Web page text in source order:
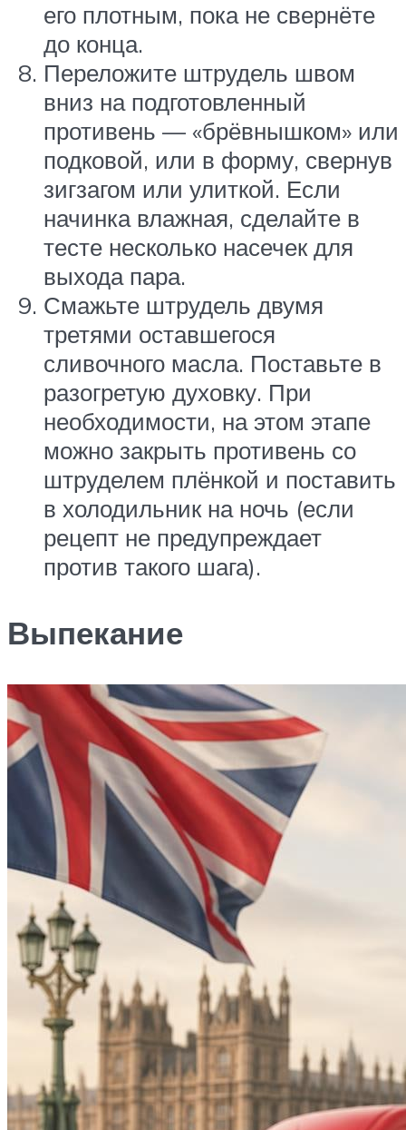
его плотным, пока не свернёте
до конца.
Переложите штрудель швом
вниз на подготовленный
противень — «брёвнышком» или
подковой, или в форму, свернув
зигзагом или улиткой. Если
начинка влажная, сделайте в
тесте несколько насечек для
выхода пара.
Смажьте штрудель двумя
третями оставшегося
сливочного масла. Поставьте в
разогретую духовку. При
необходимости, на этом этапе
можно закрыть противень со
штруделем плёнкой и поставить
в холодильник на ночь (если
рецепт не предупреждает
против такого шага).
Выпекание